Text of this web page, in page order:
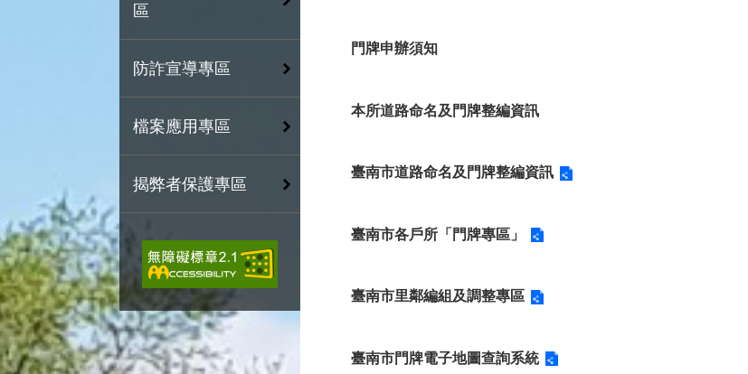
區
防詐宣導專區
檔案應用專區
揭弊者保護專區
門牌申辦須知
本所道路命名及門牌整編資訊
臺南市道路命名及門牌整編資訊
臺南市各戶所「門牌專區」
臺南市里鄰編組及調整專區
臺南市門牌電子地圖查詢系統